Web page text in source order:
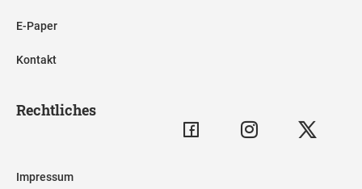
E-Paper
Kontakt
Rechtliches
Impressum